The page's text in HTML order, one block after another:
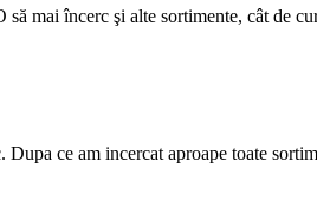
mai încerc şi alte sortimente, cât de
ce am incercat aproape toate